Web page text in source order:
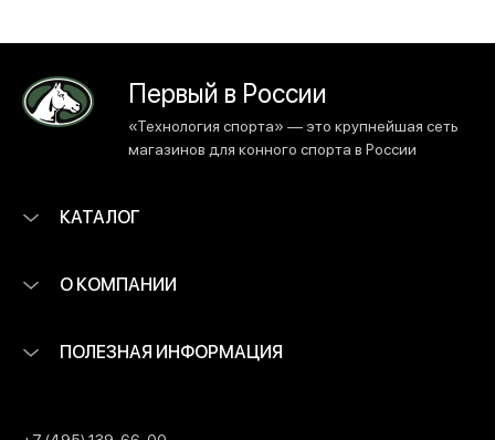
Первый в России
«Технология спорта» — это крупнейшая сеть
магазинов для конного спорта в России
КАТАЛОГ
О КОМПАНИИ
ПОЛЕЗНАЯ ИНФОРМАЦИЯ